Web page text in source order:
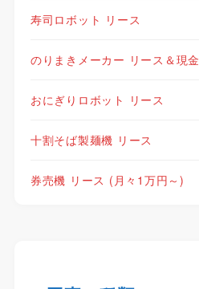
寿司ロボット リース
のりまきメーカー リース＆現金
おにぎりロボット リース
十割そば製麺機 リース
券売機 リース (月々1万円～)